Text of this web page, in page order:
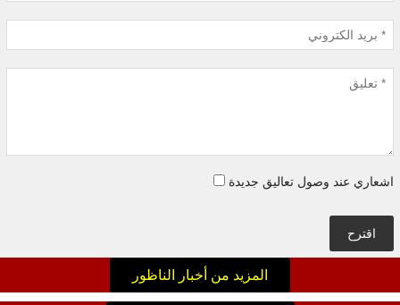
اشعاري عند وصول تعاليق جديدة
اقترح
المزيد من أخبار الناظور